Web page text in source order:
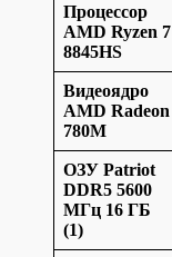
Процессор
AMD Ryzen 7
8845HS
Видеоядро
AMD Radeon
780M
ОЗУ Patriot
DDR5 5600
МГц 16 ГБ
(1)